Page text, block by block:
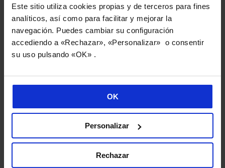
Este sitio utiliza cookies propias y de terceros para fines
analíticos, así como para facilitar y mejorar la
navegación. Puedes cambiar su configuración
accediendo a «Rechazar», «Personalizar» o consentir
su uso pulsando «OK» .
OK
Personalizar
Rechazar